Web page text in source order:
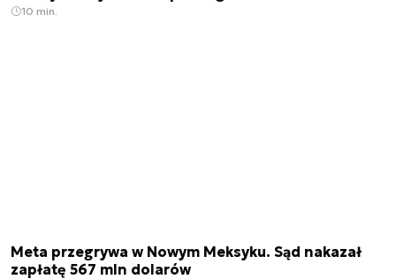
10 min.
Meta przegrywa w Nowym Meksyku. Sąd nakazał
zapłatę 567 mln dolarów